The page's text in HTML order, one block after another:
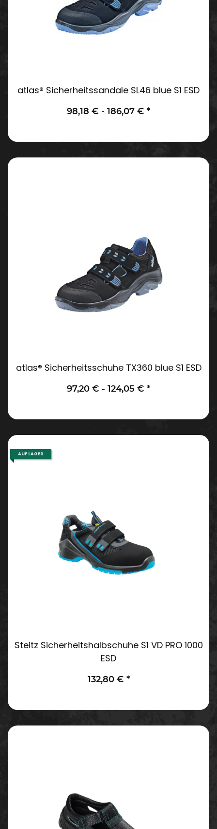
atlas® Sicherheitssandale SL46 blue S1 ESD
98,18 € - 186,07 € *
atlas® Sicherheitsschuhe TX360 blue S1 ESD
97,20 € - 124,05 € *
AUF LAGER
Steitz Sicherheitshalbschuhe S1 VD PRO 1000
ESD
132,80 € *